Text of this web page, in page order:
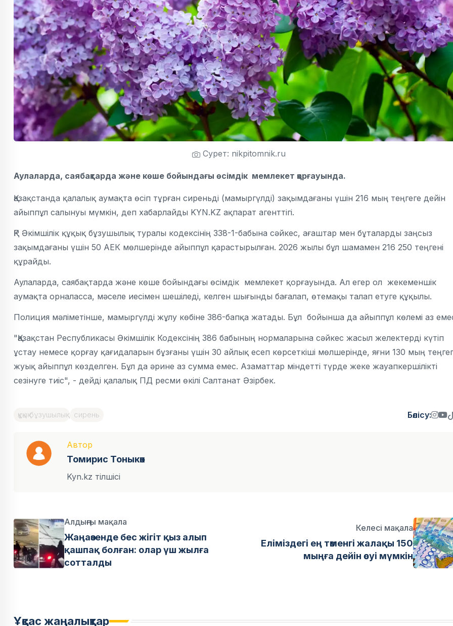
Сурет: nikpitomnik.ru
Аулаларда, саябақтарда және көше бойындағы өсімдік мемлекет қорғауында.
Қазақстанда қалалық аумақта өсіп тұрған сиреньді (мамыргүлді) зақымдағаны үшін 216 мың теңгеге дейін
айыппұл салынуы мүмкін, деп хабарлайды KYN.KZ ақпарат агенттігі.
ҚР Әкімшілік құқық бұзушылық туралы кодексінің 338-1-бабына сәйкес, ағаштар мен бұталарды заңсыз
зақымдағаны үшін 50 АЕК мөлшерінде айыппұл қарастырылған. 2026 жылы бұл шамамен 216 250 теңгені
құрайды.
Аулаларда, саябақтарда және көше бойындағы өсімдік мемлекет қорғауында. Ал егер ол жекеменшік
аумақта орналасса, мәселе иесімен шешіледі, келген шығынды бағалап, өтемақы талап етуге құқылы.
Полиция мәліметінше, мамыргүлді жұлу көбіне 386-бапқа жатады. Бұл бойынша да айыппұл көлемі аз
"Қазақстан Республикасы Әкімшілік Кодексінің 386 бабының нормаларына сәйкес жасыл желектерді күтіп
ұстау немесе қорғау қағидаларын бұзғаны үшін 30 айлық есеп көрсеткіші мөлшерінде, яғни 130 мың
жуық айыппұл көзделген. Бұл да әрине аз сумма емес. Азаматтар міндетті түрде жеке жауапкершілікті
сезінуге тиіс", - дейді қалалық ПД ресми өкілі Салтанат Әзірбек.
құқық бұзушылық сирень Бөлісу:
Автор
Томирис Тоныкөк
Kyn.kz тілшісі
Алдыңғы мақала
Жаңаөзенде бес жігіт қыз алып
қашпақ болған: олар үш жылға
сотталды
Келесі мақала
Еліміздегі ең төменгі жалақы 150
мыңға дейін өсуі мүмкін
Ұқсас жаңалықтар